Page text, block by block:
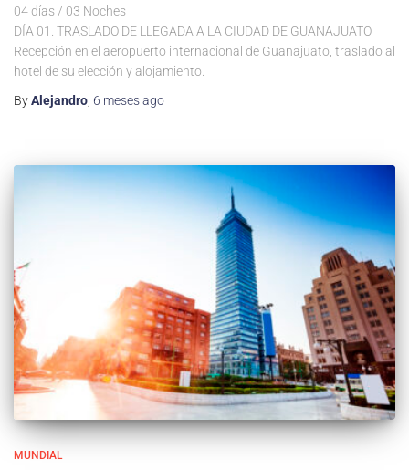
04 días / 03 Noches
DÍA 01. TRASLADO DE LLEGADA A LA CIUDAD DE GUANAJUATO
Recepción en el aeropuerto internacional de Guanajuato, traslado al
hotel de su elección y alojamiento.
ByAlejandro, 6 mesesago
MUNDIAL